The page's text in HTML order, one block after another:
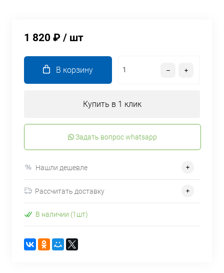
1 820 ₽ / шт
В корзину
Купить в 1 клик
Задать вопрос whatsapp
Нашли дешевле
Рассчитать доставку
В наличии (1шт)